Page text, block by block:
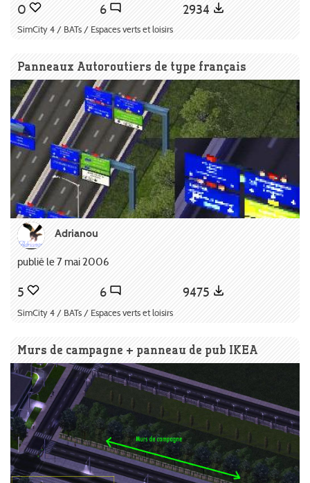
0 6 2934
SimCity 4 / BATs / Espaces verts et loisirs
Panneaux Autoroutiers de type français
Adrianou
publié le 7 mai 2006
5 6 9475
SimCity 4 / BATs / Espaces verts et loisirs
Murs de campagne + panneau de pub IKEA